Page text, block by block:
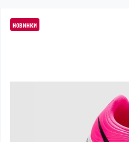
новинки